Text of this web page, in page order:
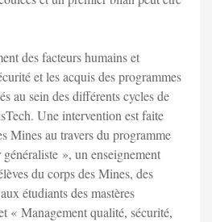
des facteurs humains et
et les acquis des programmes
au sein des différents cycles de
Une intervention est faite
Mines au travers du programme
», un enseignement
du corps des Mines, des
étudiants des mastères
« Management qualité, sécurité,